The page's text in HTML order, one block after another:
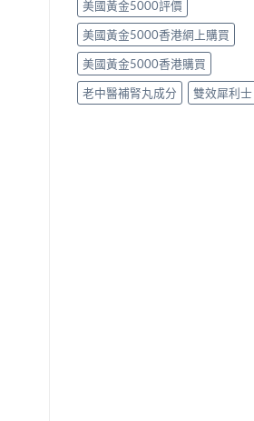
美國黃金5000評價
美國黃金5000香港網上購買
美國黃金5000香港購買
老中醫補腎丸成分
雙效犀利士